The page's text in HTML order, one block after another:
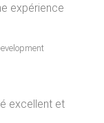
expérience
excellent et